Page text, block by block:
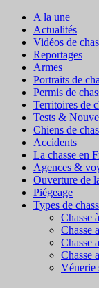
A la une
Actualités
Vidéos de
Reportages
Armes
Portraits de
Permis de
Territoires de
Tests &
Chiens de
Accidents
La chasse en
Agences &
Ouverture de
Piégeage
Types de
Chasse
Chasse
Chasse
Chasse
Vénerie